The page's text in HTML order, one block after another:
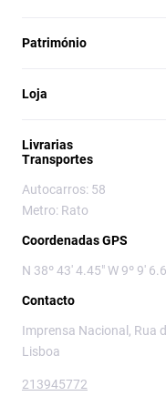
Património
Loja
Livrarias
Transportes
Autocarros: 58
Metro: Rato
Coordenadas GPS
N 38º 43' 4.45" W 9º 9'
Contacto
Imprensa Nacional, Rua
Lisboa
213945772